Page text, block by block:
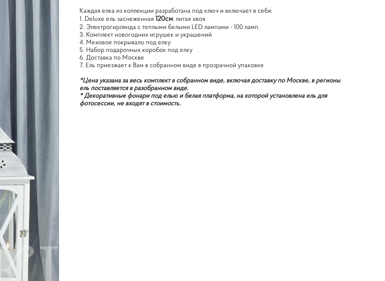
Каждая елка из коллекции разработана под ключ и включает в себя:
1. Deluxe ель заснеженная120см: литая хвоя
2. Электрогирлянда с теплыми белыми LED лампами - 100 ламп.
3. Комплект новогодних игрушек и украшений
4. Меховое покрывало под елку
5. Набор подарочных коробок под елку
6. Доставка по Москве
7. Ель приезжает к Вам в собранном виде в прозрачной упаковке
*Цена указана за весь комплект в собранном виде, включая доставку по Москве, в регионы
ель поставляется в разобранном виде.
* Декоративные фонари под елью и белая платформа, на которой установлена ель для
фотосессии, не входят в стоимость.